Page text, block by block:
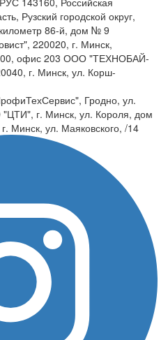
Рузский городской округ,
86-й, дом № 9
220020, г. Минск,
офис 203 ООО "ТЕХНОБАЙ-
г. Минск, ул. Корш-
Гродно, ул.
г. Минск, ул. Короля, дом
Минск, ул. Маяковского, /14